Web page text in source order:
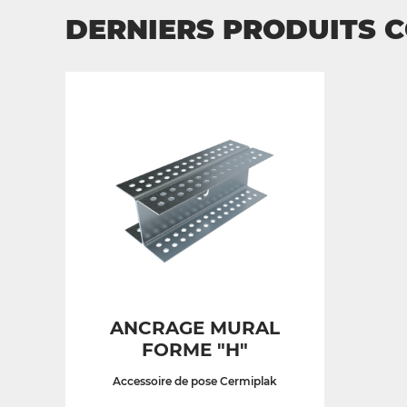
DERNIERS PRODUITS
ANCRAGE MURAL
FORME "H"
Accessoire de pose Cermiplak